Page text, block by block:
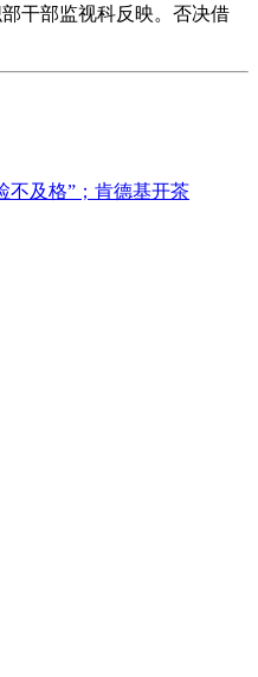
干部监视科反映。否决借
不及格”；肯德基开茶